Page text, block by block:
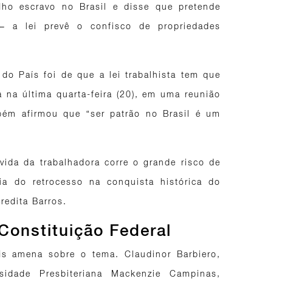
escravo no Brasil e disse que pretende
a lei prevê o confisco de propriedades
País foi de que a lei trabalhista tem que
última quarta-feira (20), em uma reunião
afirmou que “ser patrão no Brasil é um
da trabalhadora corre o grande risco de
do retrocesso na conquista histórica do
Barros.
Federal
amena sobre o tema. Claudinor Barbiero,
Presbiteriana Mackenzie Campinas,